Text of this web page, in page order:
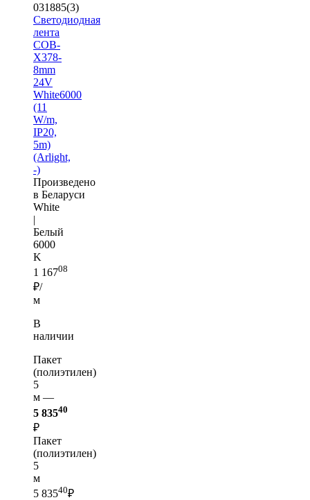
031885(3)
Светодиодная
лента
COB-
X378-
8mm
24V
White6000
(11
W/m,
IP20,
5m)
(Arlight,
-)
Произведено
в Беларуси
White
|
Белый
6000
K
1 16708
₽/
м
В
наличии
Пакет
(полиэтилен)
5
м —
5 83540
₽
Пакет
(полиэтилен)
5
м
5 83540₽